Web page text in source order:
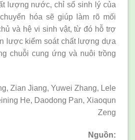
lượng nước, chỉ số sinh lý của
hóa sẽ giúp làm rõ mối
và hệ vi sinh vật, từ đó hỗ trợ
lược kiểm soát chất lượng dựa
chuỗi cung ứng và nuôi trồng
Zian Jiang, Yuwei Zhang, Lele
He, Daodong Pan, Xiaoqun
Zeng
Nguồn: